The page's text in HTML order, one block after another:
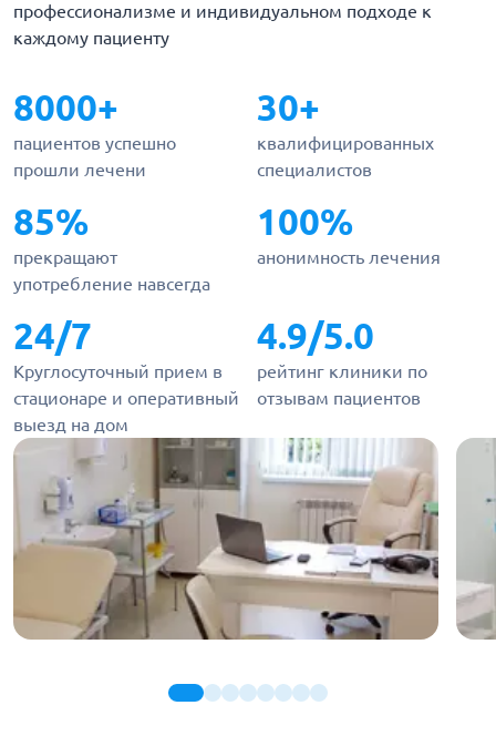
профессионализме и индивидуальном подходе к
каждому пациенту
8000+
пациентов успешно
прошли лечени
30+
квалифицированных
специалистов
85%
прекращают
употребление навсегда
100%
анонимность лечения
24/7
Круглосуточный прием в
стационаре и оперативный
выезд на дом
4.9/5.0
рейтинг клиники по
отзывам пациентов